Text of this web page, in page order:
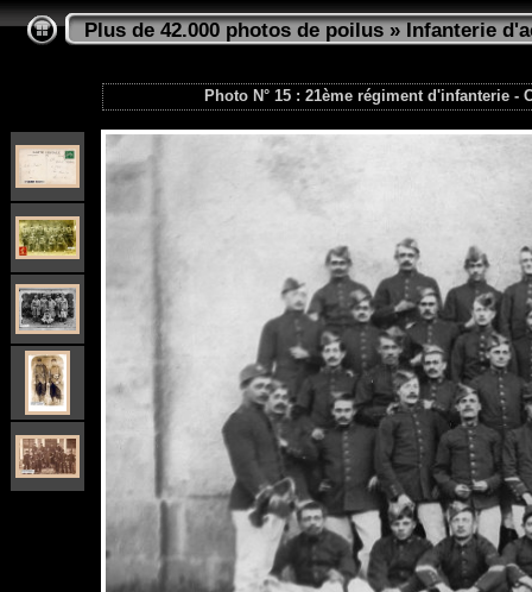
Plus de 42.000 photos de poilus»Infanterie
Photo N° 15 : 21ème régiment d'infanterie -